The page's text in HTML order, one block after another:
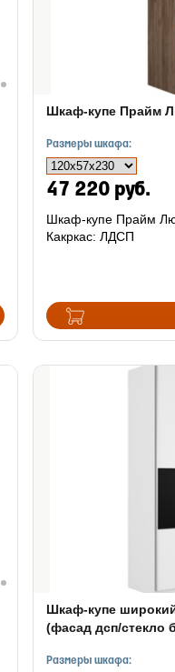
Шкаф-купе Прайм
Размеры шкафа:
47 220 руб.
Шкаф-купе Прайм
Какркас: ЛДСП
Шкаф-купе
(фасад дсп/стекло
Размеры шкафа: